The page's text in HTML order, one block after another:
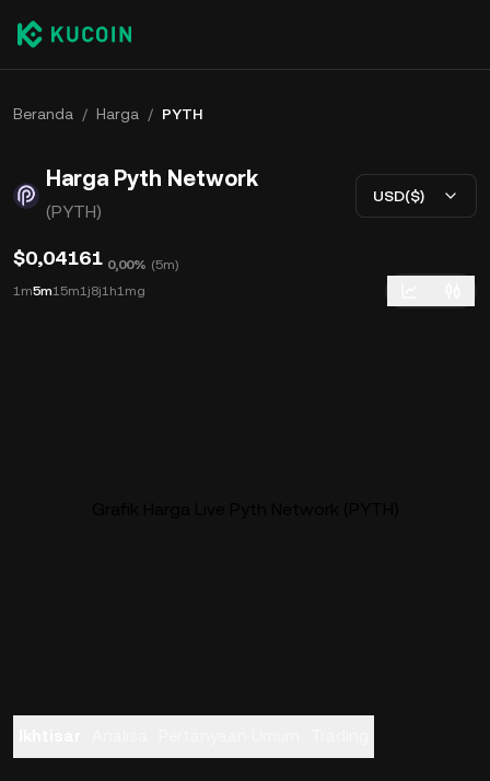
Beranda / Harga / PYTH
Harga Pyth Network
(PYTH)
USD($)
$0,04161 0,00% (5m)
1m5m15m1j8j1h1mg